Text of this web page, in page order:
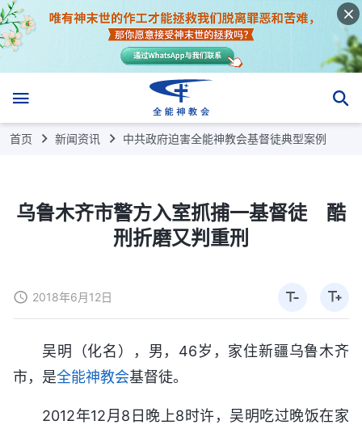
首页 新闻资讯 中共政府迫害全能神教会基督徒典型案例
乌鲁木齐市警方入室抓捕一基督徒 酷
刑折磨又判重刑
2018年6月12日
吴明（化名），男，46岁，家住新疆乌鲁木齐
市，是全能神教会基督徒。
2012年12月8日晚上8时许，吴明吃过晚饭在家